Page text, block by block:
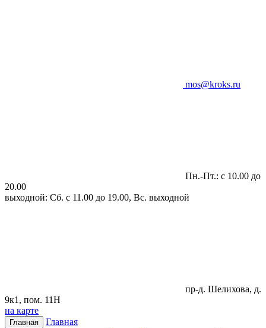
mos@kroks.ru
Пн.-Пт.: с 10.00 до
20.00
выходной: Сб. с 11.00 до 19.00, Вс. выходной
пр-д. Шелихова, д.
9к1, пом. 11Н
на карте
Главная
Главная